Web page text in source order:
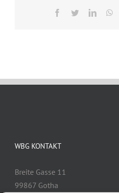
Facebook
Twitter
WBG KONTAKT
Breite Gasse 11
99867 Gotha